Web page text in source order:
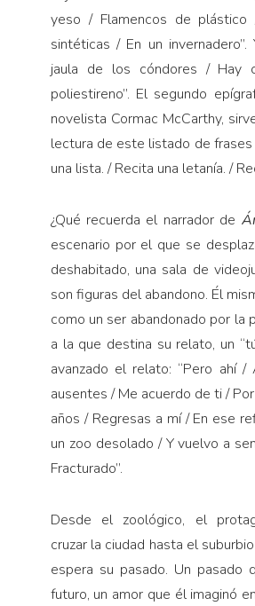
yeso / Flamencos de
sintéticas / En un invernadero”.
jaula de los cóndores / Hay
poliestireno”. El segundo
novelista Cormac McCarthy,
lectura de este listado de frases
una lista. / Recita una letanía. /
¿Qué recuerda el narrador de
escenario por el que se
deshabitado, una sala de
son figuras del abandono. Él
como un ser abandonado por la
a la que destina su relato, un
avanzado el relato: “Pero ahí
ausentes / Me acuerdo de ti /
años / Regresas a mí / En ese
un zoo desolado / Y vuelvo a
Fracturado”.
Desde el zoológico, el
cruzar la ciudad hasta el
espera su pasado. Un pasado
futuro, un amor que él imaginó